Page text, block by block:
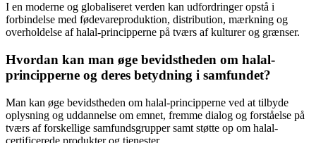
I en moderne og globaliseret verden kan udfordringer opstå i
forbindelse med fødevareproduktion, distribution, mærkning og
overholdelse af halal-principperne på tværs af kulturer og grænser.
Hvordan kan man øge bevidstheden om halal-
principperne og deres betydning i samfundet?
Man kan øge bevidstheden om halal-principperne ved at tilbyde
oplysning og uddannelse om emnet, fremme dialog og forståelse på
tværs af forskellige samfundsgrupper samt støtte op om halal-
certificerede produkter og tjenester.